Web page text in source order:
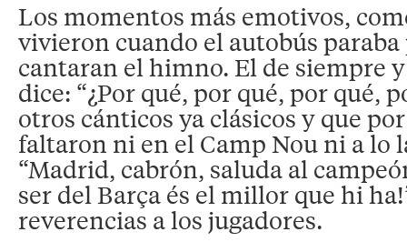
Los momentos más emotivos,
vivieron cuando el autobús paraba
cantaran el himno. El de siempre
dice: “¿Por qué, por qué, por qué,
otros cánticos ya clásicos y que
faltaron ni en el Camp Nou ni a lo
“Madrid, cabrón, saluda al
ser del Barça és el millor que hi
reverencias a los jugadores.